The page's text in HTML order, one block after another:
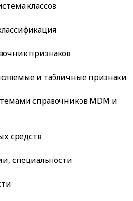
классов
признаков
и табличные признаки
справочников MDM и
средств
специальности